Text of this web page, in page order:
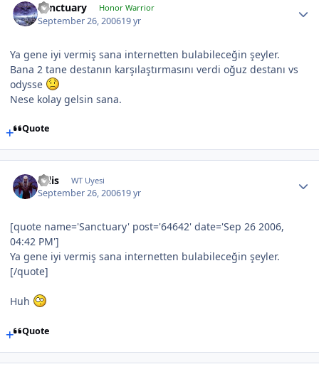
Sanctuary Honor Warrior
September 26, 200619 yr
Ya gene iyi vermiş sana internetten bulabileceğin şeyler.
Bana 2 tane destanın karşılaştırmasını verdi oğuz destanı vs
odysse
Nese kolay gelsin sana.
Quote
calis WT Uyesi
September 26, 200619 yr
[quote name='Sanctuary' post='64642' date='Sep 26 2006,
04:42 PM']
Ya gene iyi vermiş sana internetten bulabileceğin şeyler.
[/quote]
Huh
Quote